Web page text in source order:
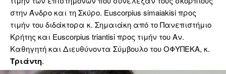
στην Άνδρο και τη Σκύρο. Euscorpius simaiakisi προς
τιμήν του διδάκτορα κ. Σημαιάκη από το Πανεπιστήμιο
Κρήτης και Euscorpius triantisi προς τιμήν του Αν.
Καθηγητή και Διευθύνοντα Σύμβουλο του ΟΦΥΠΕΚΑ, κ.
Τριάντη.